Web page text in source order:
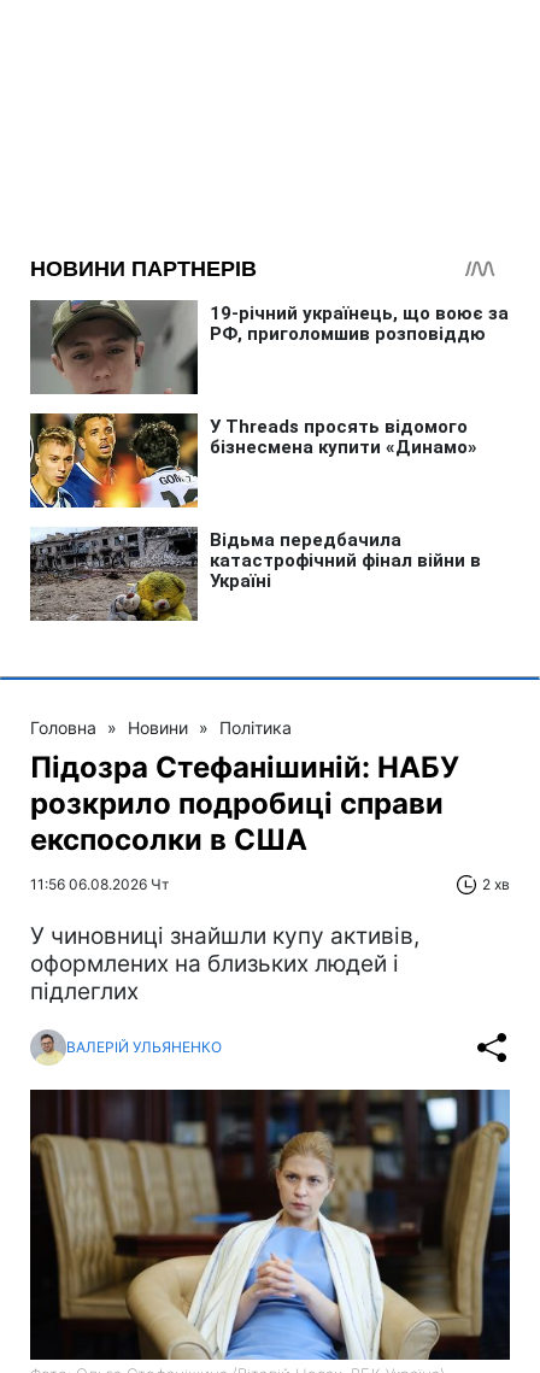
Головна » Новини » Політика
Підозра Стефанішиній: НАБУ
розкрило подробиці справи
експосолки в США
11:56 06.08.2026 Чт 2 хв
У чиновниці знайшли купу активів,
оформлених на близьких людей і
підлеглих
ВАЛЕРІЙ УЛЬЯНЕНКО